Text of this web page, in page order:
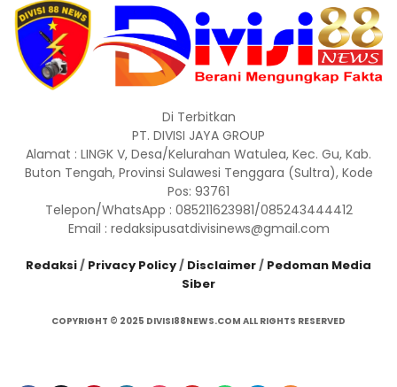
Di Terbitkan
PT. DIVISI JAYA GROUP
Alamat : LINGK V, Desa/Kelurahan Watulea, Kec. Gu, Kab.
Buton Tengah, Provinsi Sulawesi Tenggara (Sultra), Kode
Pos: 93761
Telepon/WhatsApp : 085211623981/085243444412
Email : redaksipusatdivisinews@gmail.com
Redaksi/ Privacy Policy/ Disclaimer/ Pedoman Media
Siber
COPYRIGHT © 2025 DIVISI88NEWS.COM ALL RIGHTS RESERVED